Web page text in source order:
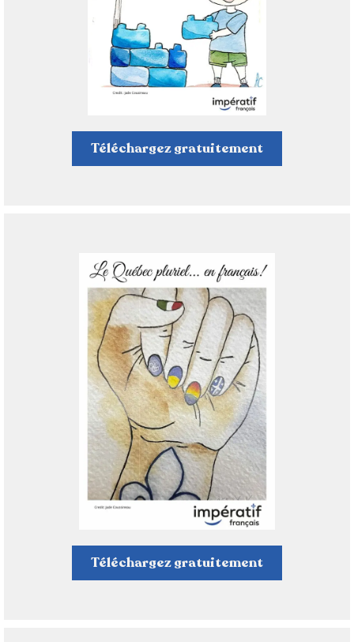
Téléchargez gratuitement
Téléchargez gratuitement